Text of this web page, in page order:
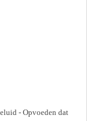
- Opvoeden dat